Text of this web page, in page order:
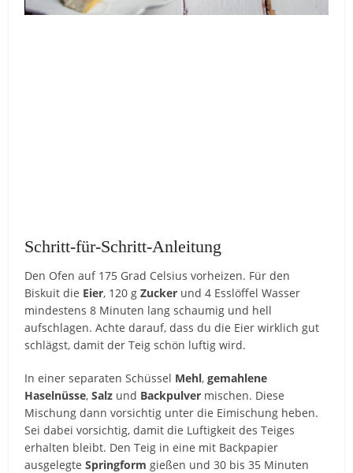
Schritt-für-Schritt-Anleitung
Den Ofen auf 175 Grad Celsius vorheizen. Für den
Biskuit die Eier, 120 gZucker und 4 Esslöffel Wasser
mindestens 8 Minuten lang schaumig und hell
aufschlagen. Achte darauf, dass du die Eier wirklich gut
schlägst, damit der Teig schön luftig wird.
In einer separaten Schüssel Mehl,gemahlene
Haselnüsse,Salz und Backpulver mischen. Diese
Mischung dann vorsichtig unter die Eimischung heben.
Sei dabei vorsichtig, damit die Luftigkeit des Teiges
erhalten bleibt. Den Teig in eine mit Backpapier
ausgelegteSpringform gießen und 30 bis 35 Minuten